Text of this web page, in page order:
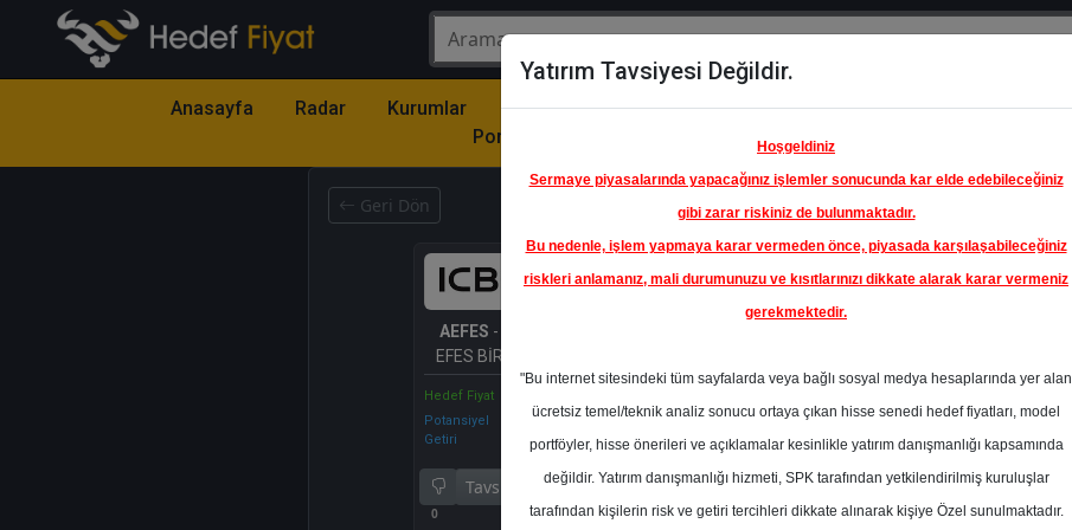
Anasayfa Radar Kurumlar
Model
Portföy
Hisse
Öne
Çıkanlar
Raporlar Partnerlerimiz
Geri Dön
AEFES - ANADOLU
EFES BİRACILIK A.Ş.
Hedef Fiyat
Potansiyel
Getiri
%-2.69
0
Tavsiye Yok
0
En Yüksek Tahmin
Ortalama Fiyat
Tahmini
Yatırım Tavsiyesi Değildir.
Hoşgeldiniz
Sermaye piyasalarında yapacağınız işlemler sonucunda kar elde edebileceğiniz
gibi zarar riskiniz de bulunmaktadır.
Bu nedenle, işlem yapmaya karar vermeden önce, piyasada karşılaşabileceğiniz
riskleri anlamanız, mali durumunuzu ve kısıtlarınızı dikkate alarak karar vermeniz
gerekmektedir.
"Bu internet sitesindeki tüm sayfalarda veya bağlı sosyal medya hesaplarında yer alan
ücretsiz temel/teknik analiz sonucu ortaya çıkan hisse senedi hedef fiyatları, model
portföyler, hisse önerileri ve açıklamalar kesinlikle yatırım danışmanlığı kapsamında
değildir. Yatırım danışmanlığı hizmeti, SPK tarafından yetkilendirilmiş kuruluşlar
tarafından kişilerin risk ve getiri tercihleri dikkate alınarak kişiye Özel sunulmaktadır.